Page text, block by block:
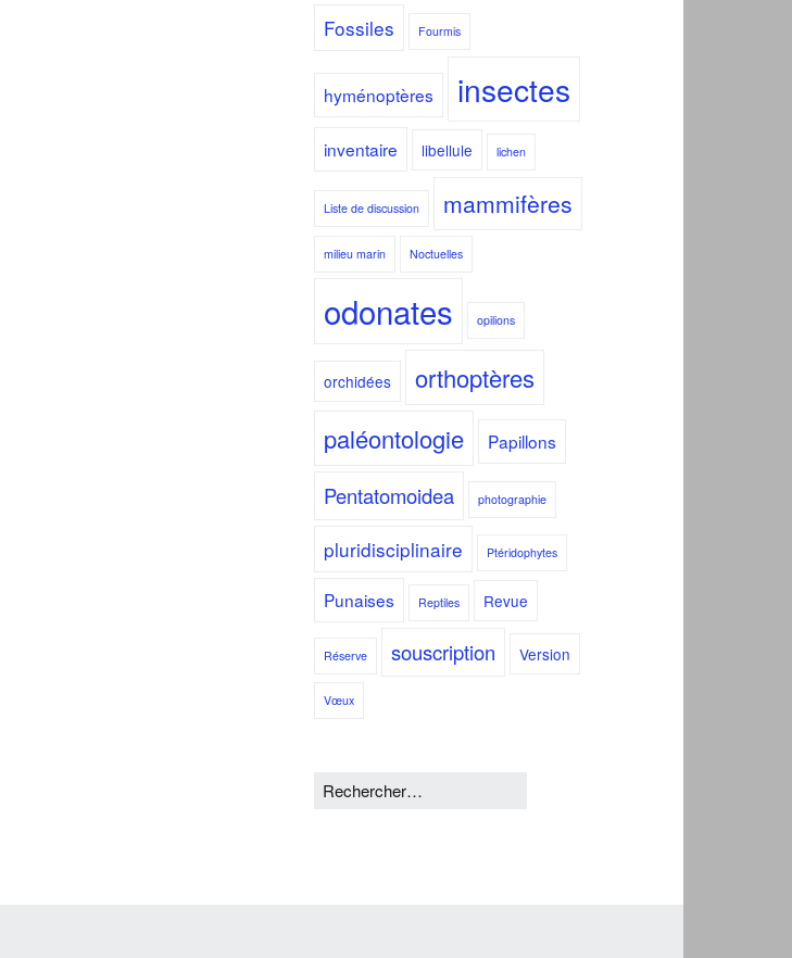
Fossiles Fourmis
hyménoptères insectes
inventaire libellule lichen
Liste de discussion mammifères
milieu marin Noctuelles
odonates opilions
orchidées
orthoptères
paléontologie
Papillons
Pentatomoidea photographie
pluridisciplinaire Ptéridophytes
Punaises Reptiles Revue
Réserve souscription Version
Vœux